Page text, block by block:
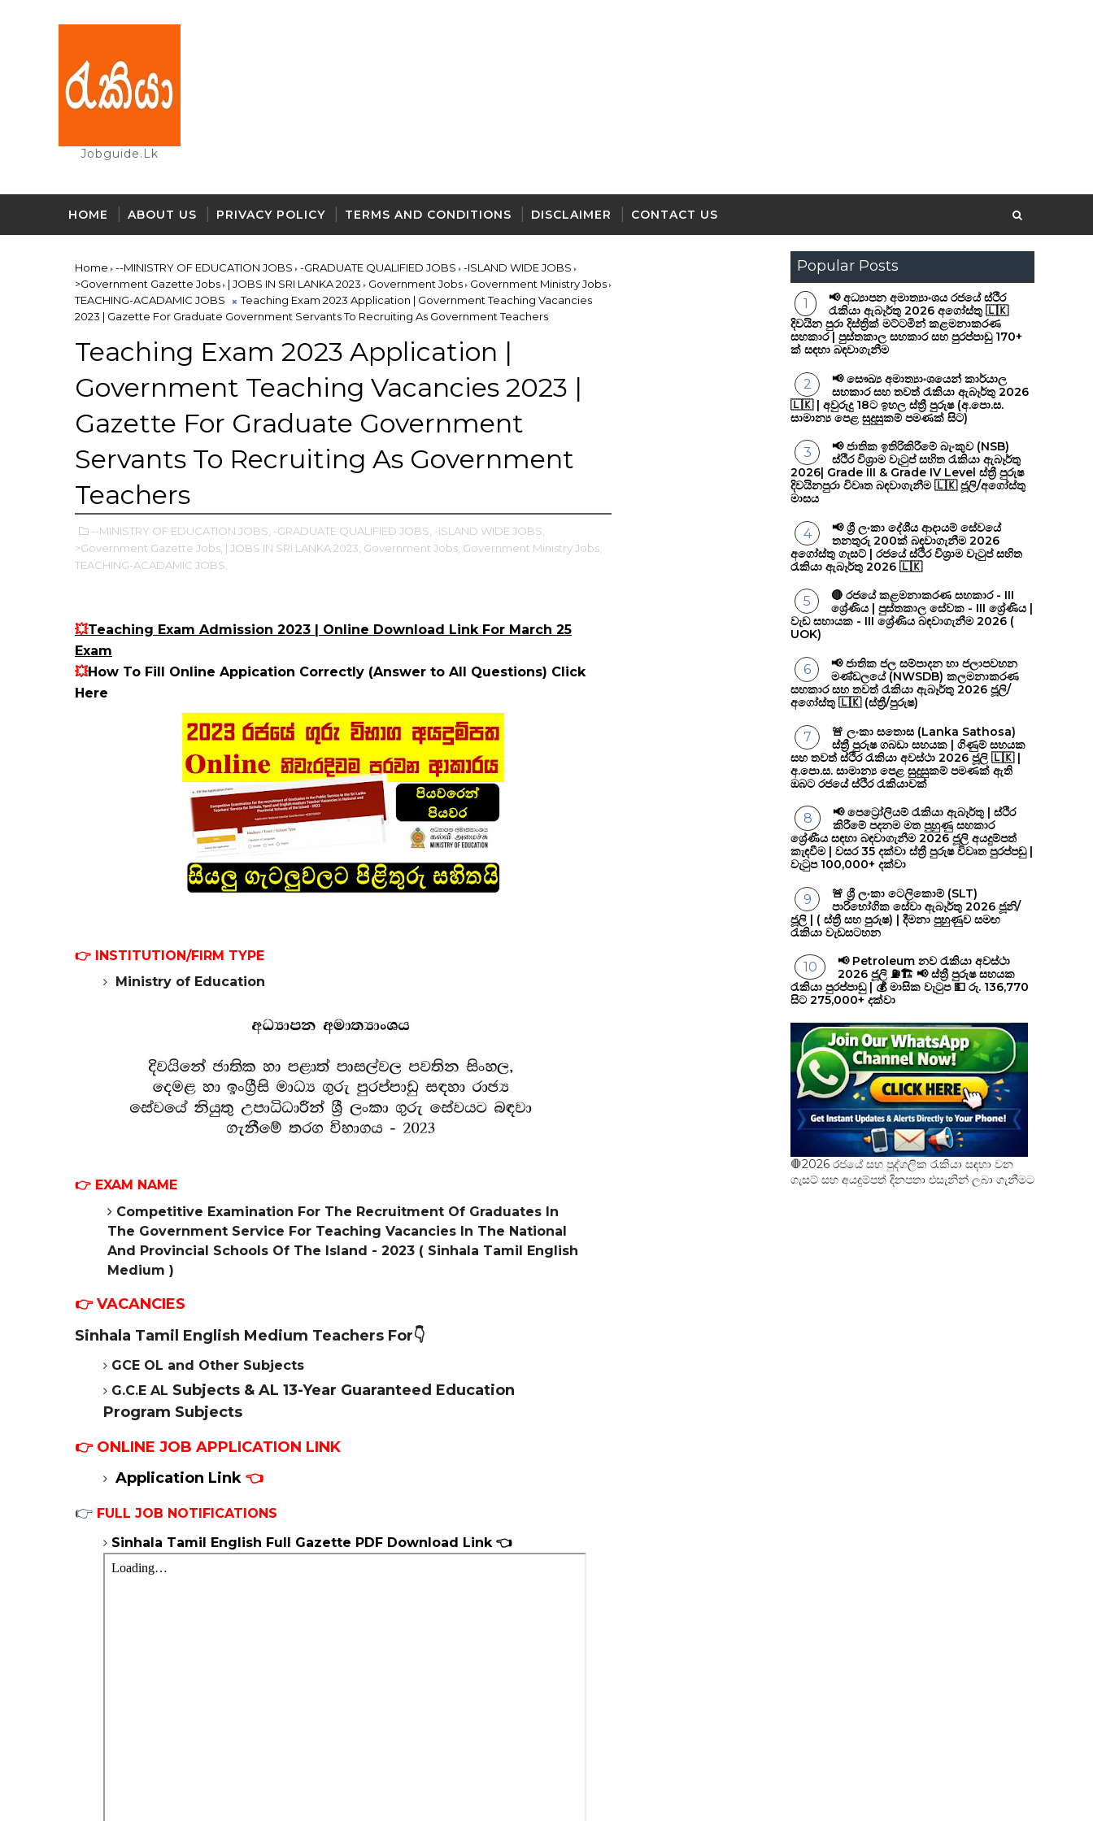
Jobguide.lk
HOME ABOUT US PRIVACY POLICY TERMS AND CONDITIONS DISCLAIMER CONTACT US
Home --MINISTRY OF EDUCATION JOBS -GRADUATE QUALIFIED JOBS
-ISLAND WIDE JOBS
>Government Gazette Jobs
| JOBS IN SRI LANKA 2023 Government Jobs
Government Ministry Jobs
TEACHING-ACADAMIC JOBS
Teaching Exam 2023 Application | Government Teaching Vacancies
2023 | Gazette For Graduate Government Servants To Recruiting As Government Teachers
Teaching Exam 2023 Application |
Government Teaching Vacancies 2023 |
Gazette For Graduate Government
Servants To Recruiting As Government
Teachers
--MINISTRY OF EDUCATION JOBS, -GRADUATE QUALIFIED JOBS, -ISLAND WIDE JOBS,
>Government Gazette Jobs, | JOBS IN SRI LANKA 2023, Government Jobs, Government Ministry Jobs,
TEACHING-ACADAMIC JOBS,
💥Teaching Exam Admission 2023 | Online Download Link For March 25
Exam
💥How To Fill Online Appication Correctly (Answer to All Questions) Click
Here
👉 INSTITUTION/FIRM TYPE
Ministry of Education
👉 EXAM NAME
Competitive Examination For The Recruitment Of Graduates In
The Government Service For Teaching Vacancies In The National
And Provincial Schools Of The Island - 2023 ( Sinhala Tamil English
Medium )
👉 VACANCIES
Sinhala Tamil English Medium Teachers For👇
GCE OL and Other Subjects
G.C.E AL Subjects & AL 13-Year Guaranteed Education
Program Subjects
👉 ONLINE JOB APPLICATION LINK
Application Link 👈
👉 FULL JOB NOTIFICATIONS
Sinhala Tamil English Full Gazette PDF Download Link 👈
Popular Posts
📢 අධ්‍යාපන අමාත්‍යාංශය රජයේ ස්ථිර
රැකියා ඇබෑර්තු 2026 අගෝස්තු 🇱🇰
දිවයින පුරා දිස්ත්‍රික් මට්ටමින් කළමනාකරණ
සහකාර | පුස්තකාල සහකාර සහ පුරප්පාඩු 170+
ක් සඳහා බඳවාගැනීම
📢 සෞඛ්‍ය අමාත්‍යාංශයෙන් කාර්යාල
සහකාර සහ තවත් රැකියා ඇබෑර්තු 2026
🇱🇰 | අවුරුදු 18ට ඉහල ස්ත්‍රී පුරුෂ (අ.පො.ස.
සාමාන්‍ය පෙළ සුදුසුකම් පමණක් සිට)
📢 ජාතික ඉතිරිකිරීමේ බැංකුව (NSB)
ස්ථිර විශ්‍රාම වැටුප් සහිත රැකියා ඇබෑර්තු
2026| Grade III & Grade IV Level ස්ත්‍රී පුරුෂ
දිවයිනපුරා විවෘත බඳවාගැනීම 🇱🇰 ජූලි/අගෝස්තු
මාසය
📢 ශ්‍රී ලංකා දේශීය ආදායම් සේවයේ
තනතුරු 200ක් බඳවාගැනීම 2026
අගෝස්තු ගැසට් | රජයේ ස්ථිර විශ්‍රාම වැටුප් සහිත
රැකියා ඇබෑර්තු 2026 🇱🇰
🔴 රජයේ කළමනාකරණ සහකාර - III
ශ්‍රේණිය | පුස්තකාල සේවක - III ශ්‍රේණිය |
වැඩ සහායක - III ශ්‍රේණිය බඳවාගැනීම 2026 (
UOK)
📢 ජාතික ජල සම්පාදන හා ජලාපවහන
මණ්ඩලයේ (NWSDB) කලමනාකරණ
සහකාර සහ තවත් රැකියා ඇබෑර්තු 2026 ජූලි/
අගෝස්තු 🇱🇰 (ස්ත්‍රී/පුරුෂ)
🚨 ලංකා සතොස (Lanka Sathosa)
ස්ත්‍රී පුරුෂ ගබඩා සහයක | ගිණුම් සහයක
සහ තවත් ස්ථිර රැකියා අවස්ථා 2026 ජූලි 🇱🇰 |
අ.පො.ස. සාමාන්‍ය පෙළ සුදුසුකම් පමණක් ඇති
ඔබට රජයේ ස්ථිර රැකියාවක්
📢 පෙට්‍රෝලියම් රැකියා ඇබෑර්තු | ස්ථිර
කිරීමේ පදනම මත පුහුණු සහකාර
ශ්‍රේණීය සඳහා බඳවාගැනීම 2026 ජූලි අයදුම්පත්
කැඳවීම | වසර 35 දක්වා ස්ත්‍රී පුරුෂ විවෘත පුරප්පඩු |
වැටුප 100,000+ දක්වා
🚨 ශ්‍රී ලංකා ටෙලිකොම් (SLT)
පාරිභෝගික සේවා ඇබෑර්තු 2026 ජූනි/
ජූලි | ( ස්ත්‍රී සහ පුරුෂ) | දීමනා පුහුණුව සමඟ
රැකියා වැඩසටහන
📢 Petroleum නව රැකියා අවස්ථා
2026 ජූලි ⛽🏗️ 📢 ස්ත්‍රී පුරුෂ සහයක
රැකියා පුරප්පාඩු | 💰 මාසික වැටුප 💵 රු. 136,770
සිට 275,000+ දක්වා
🛑2026 රජයේ සහ පුද්ගලික රැකියා සඳහා වන
ගැසට් සහ අයදුම්පත් දිනපතා එසැනින් ලබා ගැනීමට